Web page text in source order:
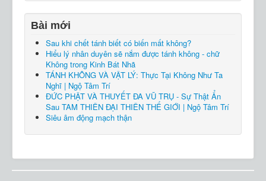
Bài mới
Sau khi chết tánh biết có biến mất không?
Hiểu lý nhân duyên sẽ nắm được tánh không - chữ
Không trong Kinh Bát Nhã
TÁNH KHÔNG VÀ VẬT LÝ: Thực Tại Không Như Ta
Nghĩ | Ngộ Tâm Trí
ĐỨC PHẬT VÀ THUYẾT ĐA VŨ TRỤ - Sự Thật Ẩn
Sau TAM THIÊN ĐẠI THIÊN THẾ GIỚI | Ngộ Tâm Trí
Siêu âm động mạch thận